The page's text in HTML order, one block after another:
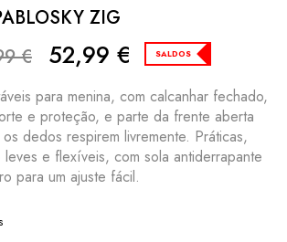
ZIG
€ 52,99 € SALDOS
para menina, com calcanhar fechado,
e proteção, e parte da frente aberta
dedos respirem livremente. Práticas,
leves e flexíveis, com sola antiderrapante
para um ajuste fácil.